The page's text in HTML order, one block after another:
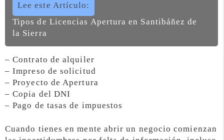
Lee este Artículo:
Tipos de Licencias Apertura en Santibáñez de
la Sierra
– Contrato de alquiler
– Impreso de solicitud
– Proyecto de Apertura
– Copia del DNI
– Pago de tasas de impuestos
Cuando tienes en mente abrir un negocio comienzan